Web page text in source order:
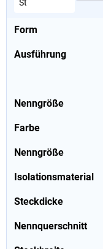
Form
Ausführung
Nenngröße
Farbe
Nenngröße
Isolationsmaterial
Steckdicke
Nennquerschnitt
St